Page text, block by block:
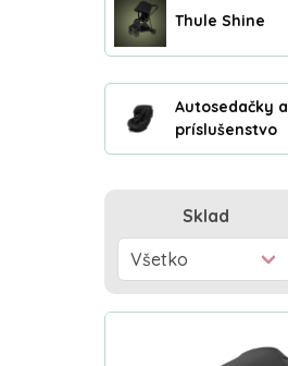
Thule Shine
Autosedačky a
príslušenstvo
Sklad